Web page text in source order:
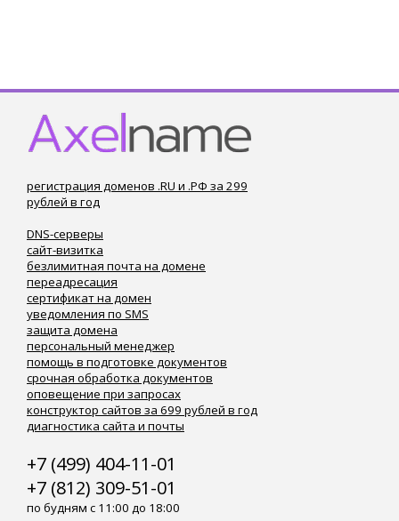
регистрация доменов .RU и .РФ за 299
рублей в год
DNS-серверы
сайт-визитка
безлимитная почта на домене
переадресация
сертификат на домен
уведомления по SMS
защита домена
персональный менеджер
помощь в подготовке документов
срочная обработка документов
оповещение при запросах
конструктор сайтов за 699 рублей в год
диагностика сайта и почты
+7 (499) 404-11-01
+7 (812) 309-51-01
по будням с 11:00 до 18:00